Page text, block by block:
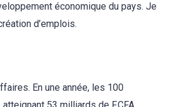
économique du pays. Je
d’emplois.
En une année, les 100